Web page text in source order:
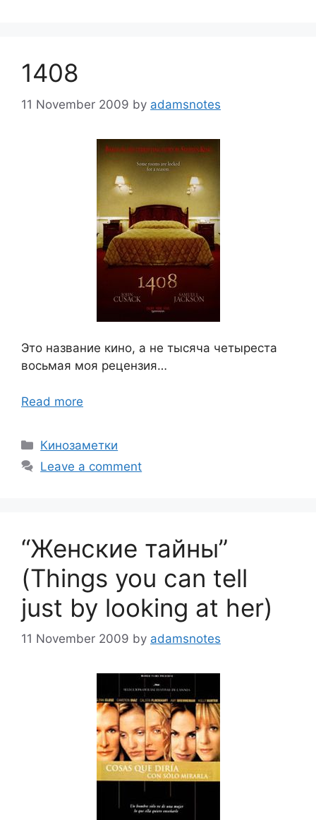
1408
11 November 2009 by adamsnotes
Это название кино, а не тысяча четыреста
восьмая моя рецензия…
Read more
Categories
Кинозаметки
Leave a comment
“Женские тайны”
(Things you can tell
just by looking at her)
11 November 2009 by adamsnotes